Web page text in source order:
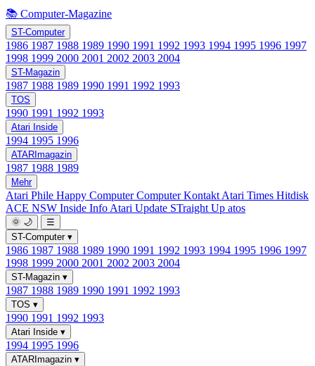
📚 Computer-Magazine
ST-Computer
1986 1987 1988 1989 1990 1991 1992 1993 1994 1995 1996 1997
1998 1999 2000 2001 2002 2003 2004
ST-Magazin
1987 1988 1989 1990 1991 1992 1993
TOS
1990 1991 1992 1993
Atari Inside
1994 1995 1996
ATARImagazin
1987 1988 1989
Mehr
Atari Phile Happy ComputerComputer Kontakt Atari Times Hitdisk
ACE NSW Inside Info Atari Update STraight Up atos
🌞 🌙
☰
ST-Computer ▾
1986 1987 1988 1989 1990 1991 1992 1993 1994 1995 1996 1997
1998 1999 2000 2001 2002 2003 2004
ST-Magazin ▾
1987 1988 1989 1990 1991 1992 1993
TOS ▾
1990 1991 1992 1993
Atari Inside ▾
1994 1995 1996
ATARImagazin ▾